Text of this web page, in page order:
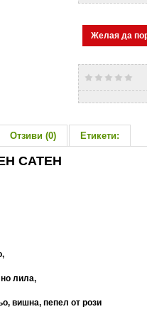
Желая да
Отзиви (0) Етикети:
САТЕН
лила,
пепел от рози